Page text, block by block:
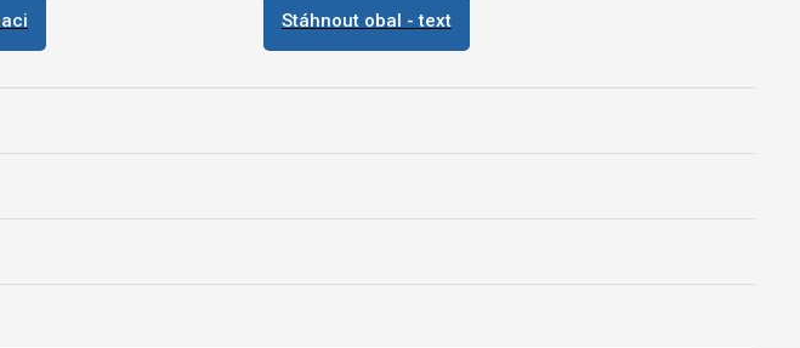
Stáhnout obal - text